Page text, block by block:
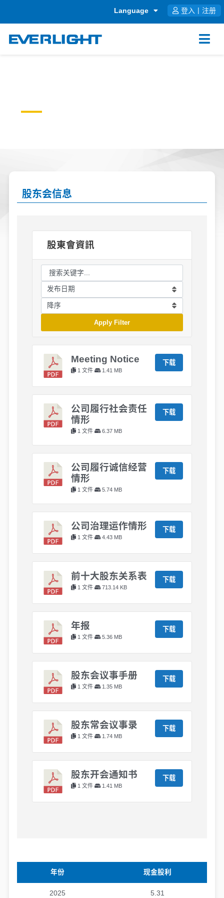
Language 登入 注册
股东会信息
股東會資訊
Apply Filter
Meeting Notice
1 文件 1.41 MB
下载
公司履行社会责任
情形
1 文件 6.37 MB
下载
公司履行诚信经营
情形
1 文件 5.74 MB
下载
公司治理运作情形
1 文件 4.43 MB
下载
前十大股东关系表
1 文件 713.14 KB
下载
年报
1 文件 5.36 MB
下载
股东会议事手册
1 文件 1.35 MB
下载
股东常会议事录
1 文件 1.74 MB
下载
股东开会通知书
1 文件 1.41 MB
下载
年份 现金股利
2025 5.31